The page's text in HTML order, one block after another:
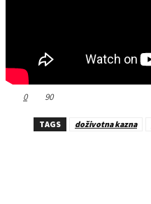
0 90
TAGS doživotna kazna